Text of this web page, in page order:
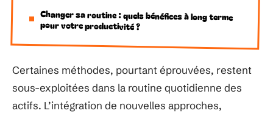
Changer sa routine : quels bénéfices à long terme
pour votre productivité ?
Certaines méthodes, pourtant éprouvées, restent
sous-exploitées dans la routine quotidienne des
actifs. L’intégration de nouvelles approches,